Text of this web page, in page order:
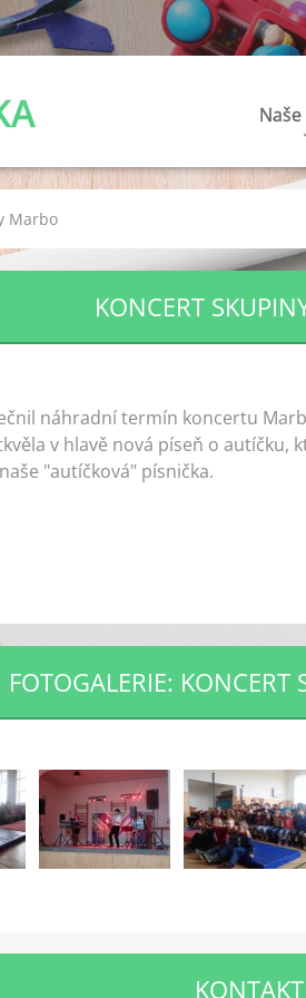
Marbo
KONCERT
náhradní termín koncertu
v hlavě nová píseň o
"autíčková" písnička.
FOTOGALERIE: KONCERT
KONTAKT